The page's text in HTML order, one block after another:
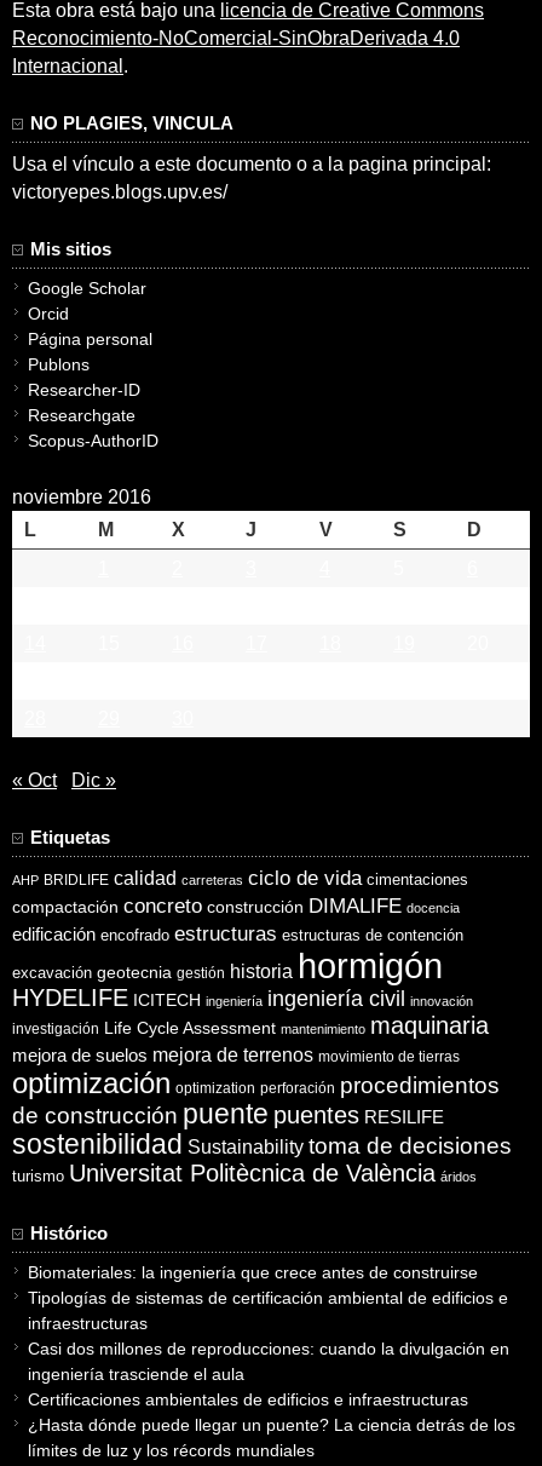
Esta obra está bajo una licencia de Creative Commons
Reconocimiento-NoComercial-SinObraDerivada 4.0
Internacional .
NO PLAGIES, VINCULA
Usa el vínculo a este documento o a la pagina principal:
victoryepes.blogs.upv.es/
Mis sitios
Google Scholar
Orcid
Página personal
Publons
Researcher-ID
Researchgate
Scopus-AuthorID
noviembre 2016
L
M X J V S
D
« Oct Dic »
Etiquetas
AHP BRIDLIFE calidad carreteras ciclo de vida cimentaciones
compactación concreto construcción DIMALIFE docencia
edificación encofrado estructuras estructuras de contención
excavación geotecnia gestión historia hormigón
HYDELIFE ICITECH ingeniería ingeniería civil innovación
investigación Life Cycle Assessment mantenimiento maquinaria
mejora de suelos mejora de terrenos movimiento de tierras
optimización optimization perforación procedimientos
de construcción puente puentes RESILIFE
sostenibilidad Sustainability toma de decisiones
turismo Universitat Politècnica de València áridos
Histórico
Biomateriales: la ingeniería que crece antes de construirse
Tipologías de sistemas de certificación ambiental de edificios e
infraestructuras
Casi dos millones de reproducciones: cuando la divulgación en
ingeniería trasciende el aula
Certificaciones ambientales de edificios e infraestructuras
¿Hasta dónde puede llegar un puente? La ciencia detrás de los
límites de luz y los récords mundiales